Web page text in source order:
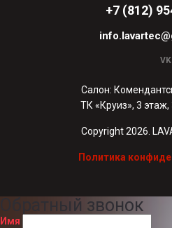
+7 (812)
VK
Салон:
ТК «Круиз», 3
Copyright 2026.
Политика
Обратный звонок
Имя